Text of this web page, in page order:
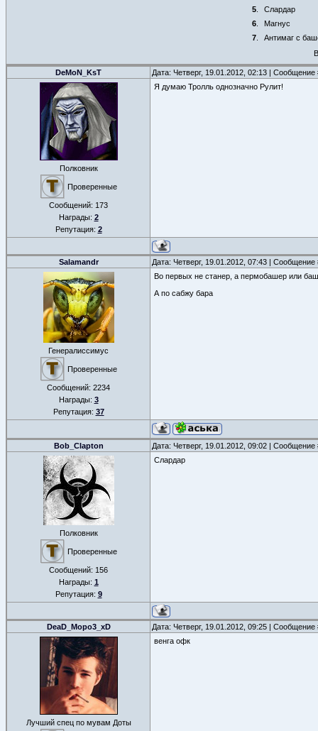
5
Слардар
6
Магнус
7
Антимаг с
DeMoN_KsT Дата: Четверг, 19.01.2012, 02:13 |
Полковник
Проверенные
Сообщений: 173
Награды: 2
Репутация: 2
Я думаю Тролль однозначно Рулит!
Salamandr Дата: Четверг, 19.01.2012, 07:43 |
Генералиссимус
Проверенные
Сообщений: 2234
Награды: 3
Репутация: 37
Во первых не станер, а пермобашер или
А по сабжу бара
Bob_Clapton Дата: Четверг, 19.01.2012, 09:02 |
Полковник
Проверенные
Сообщений: 156
Награды: 1
Репутация: 9
Слардар
DeaD_Mopo3_xD Дата: Четверг, 19.01.2012, 09:25 |
Лучший спец по мувам Доты
венга офк